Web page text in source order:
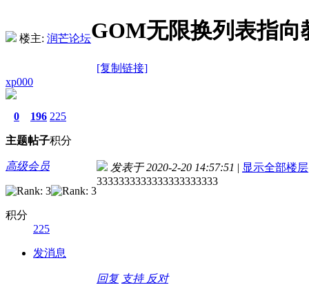
楼主: 润芒论坛GOM无限换列表指
[复制链接]
xp000
0
主题
196
帖子
225
积分
高级会员
积分
225
发消息
发表于 2020-2-20 14:57:51 | 显示全部楼层
3333333333333333333333
回复 支持 反对